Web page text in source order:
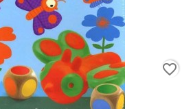
favorite_border